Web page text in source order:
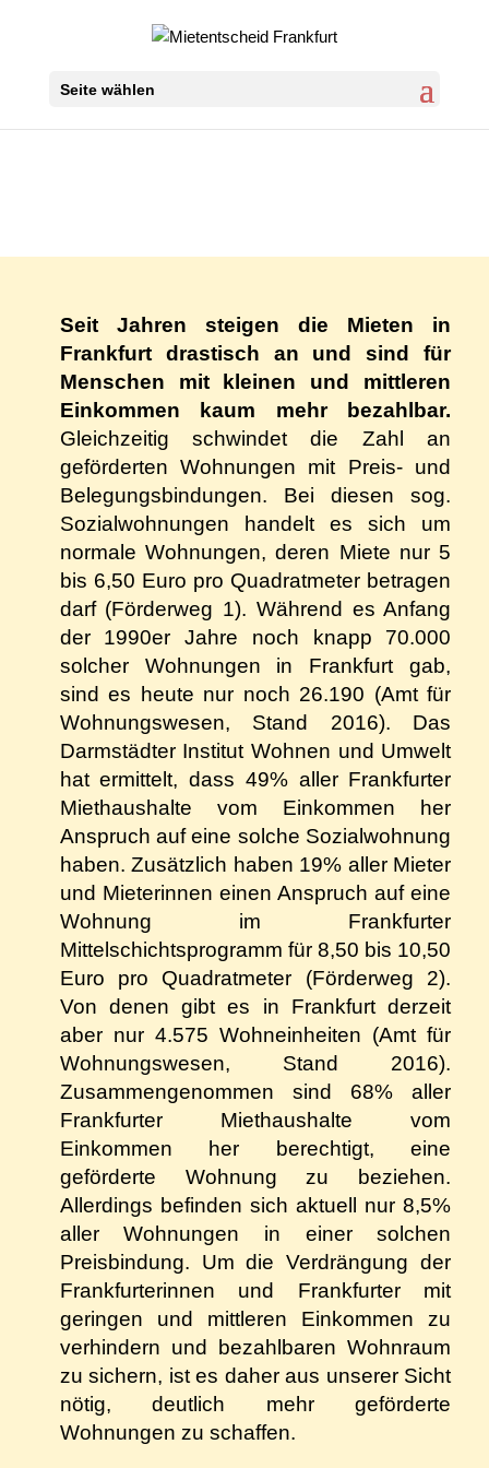
Seite wählen
Seit Jahren steigen die Mieten in
Frankfurt drastisch an und sind für
Menschen mit kleinen und mittleren
Einkommen kaum mehr bezahlbar.
Gleichzeitig schwindet die Zahl an
geförderten Wohnungen mit Preis- und
Belegungsbindungen. Bei diesen sog.
Sozialwohnungen handelt es sich um
normale Wohnungen, deren Miete nur 5
bis 6,50 Euro pro Quadratmeter betragen
darf (Förderweg 1). Während es Anfang
der 1990er Jahre noch knapp 70.000
solcher Wohnungen in Frankfurt gab,
sind es heute nur noch 26.190 (Amt für
Wohnungswesen, Stand 2016). Das
Darmstädter Institut Wohnen und Umwelt
hat ermittelt, dass 49% aller Frankfurter
Miethaushalte vom Einkommen her
Anspruch auf eine solche Sozialwohnung
haben. Zusätzlich haben 19% aller Mieter
und Mieterinnen einen Anspruch auf eine
Wohnung im Frankfurter
Mittelschichtsprogramm für 8,50 bis 10,50
Euro pro Quadratmeter (Förderweg 2).
Von denen gibt es in Frankfurt derzeit
aber nur 4.575 Wohneinheiten (Amt für
Wohnungswesen, Stand 2016).
Zusammengenommen sind 68% aller
Frankfurter Miethaushalte vom
Einkommen her berechtigt, eine
geförderte Wohnung zu beziehen.
Allerdings befinden sich aktuell nur 8,5%
aller Wohnungen in einer solchen
Preisbindung. Um die Verdrängung der
Frankfurterinnen und Frankfurter mit
geringen und mittleren Einkommen zu
verhindern und bezahlbaren Wohnraum
zu sichern, ist es daher aus unserer Sicht
nötig, deutlich mehr geförderte
Wohnungen zu schaffen.